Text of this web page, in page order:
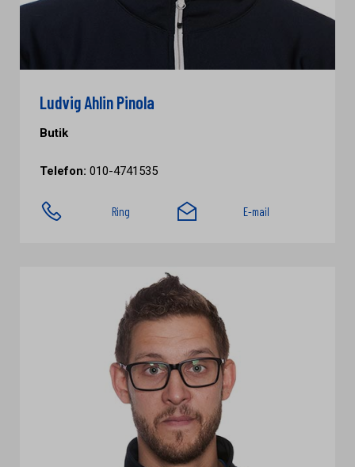
Ludvig Ahlin Pinola
Butik
Telefon: 010-4741535
Ring E-mail